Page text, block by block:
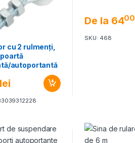
cu 2 rulmenți,
autoportantă
lei
De la 6400
SKU: 468